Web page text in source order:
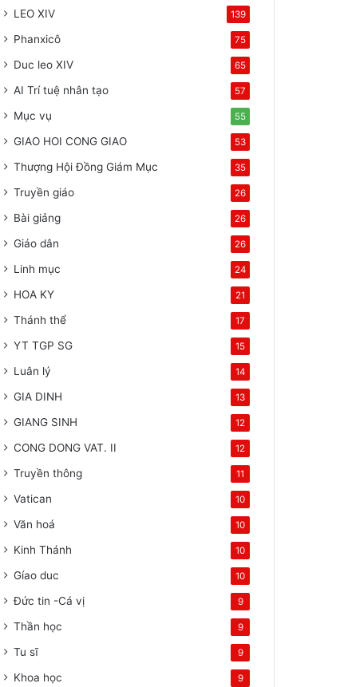
LEO XIV 139
Phanxicô 75
Duc leo XIV 65
AI Trí tuệ nhân tạo 57
Mục vụ 55
GIAO HOI CONG GIAO 53
Thượng Hội Đồng Giám Mục 35
Truyền giáo 26
Bài giảng 26
Giáo dân 26
Linh mục 24
HOA KY 21
Thánh thể 17
YT TGP SG 15
Luân lý 14
GIA DINH 13
GIANG SINH 12
CONG DONG VAT. II 12
Truyền thông 11
Vatican 10
Văn hoá 10
Kinh Thánh 10
Gíao duc 10
Đức tin -Cá vị 9
Thần học 9
Tu sĩ 9
Khoa học 9